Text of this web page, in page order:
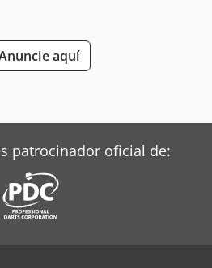
ISO40, incluyendo pinzas *
aquí
patrocinador oficial de: